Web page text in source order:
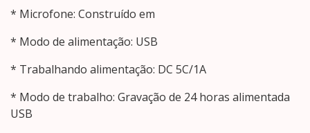
* Microfone: Construído em
* Modo de alimentação: USB
* Trabalhando alimentação: DC 5C/1A
* Modo de trabalho: Gravação de 24 horas alimentada
USB